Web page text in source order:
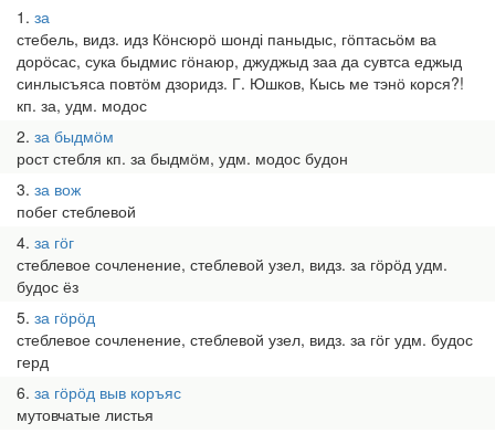
1 за
стебель, видз. идз Кӧнсюрӧ шонді паныдыс, гӧптасьӧм ва
дорӧсас, сука быдмис гӧнаюр, джуджыд заа да сувтса еджыд
синлысъяса повтӧм дзоридз. Г. Юшков, Кысь ме тэнӧ корся?!
кп. за, удм. модос
2 за быдмӧм
рост стебля кп. за быдмӧм, удм. модос будон
3 за вож
побег стеблевой
4 за гӧг
стеблевое сочленение, стеблевой узел, видз. за гӧрӧд удм.
будос ёз
5 за гӧрӧд
стеблевое сочленение, стеблевой узел, видз. за гӧг удм. будос
герд
6 за гӧрӧд выв коръяс
мутовчатые листья